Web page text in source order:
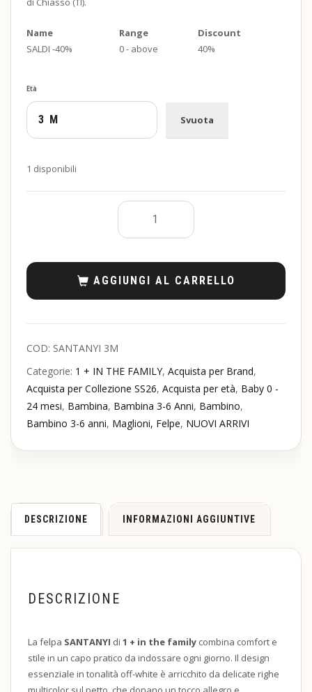
Name Range
Discount
SALDI -40%
0 - above 40%
Età
Svuota
1 disponibili
AGGIUNGI AL CARRELLO
COD: SANTANYI 3M
Categorie: 1 + IN THE FAMILY, Acquista per Brand,
Acquista per Collezione SS26, Acquista per età, Baby 0 -
24 mesi, Bambina, Bambina 3-6 Anni, Bambino,
Bambino 3-6 anni, Maglioni, Felpe, NUOVI ARRIVI
DESCRIZIONE INFORMAZIONI AGGIUNTIVE
DESCRIZIONE
La felpa SANTANYI di 1 + in the family combina comfort e
stile in un capo pratico da indossare ogni giorno. Il design
essenziale in tonalità off-white è arricchito da delicate righe